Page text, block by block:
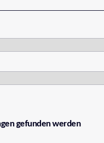
gefunden werden